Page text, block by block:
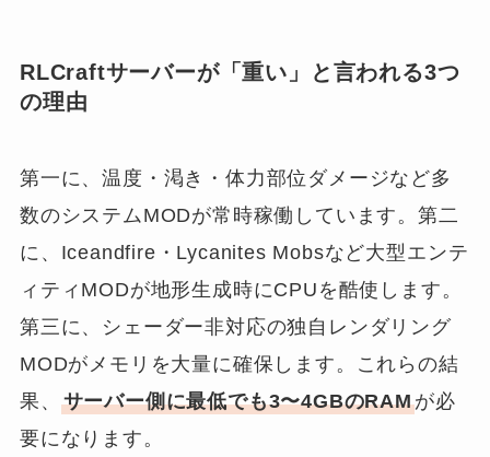
RLCraftサーバーが「重い」と言われる3つ
の理由
第一に、温度・渇き・体力部位ダメージなど多
数のシステムMODが常時稼働しています。第二
に、Iceandfire・Lycanites Mobsなど大型エンテ
ィティMODが地形生成時にCPUを酷使します。
第三に、シェーダー非対応の独自レンダリング
MODがメモリを大量に確保します。これらの結
果、 サーバー側に最低でも3〜4GBのRAMが必
要になります。